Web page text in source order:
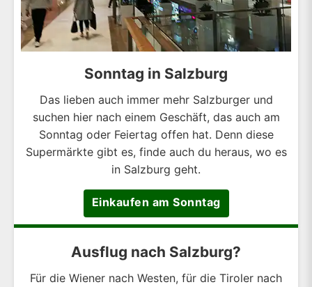
Sonntag in Salzburg
Das lieben auch immer mehr Salzburger und
suchen hier nach einem Geschäft, das auch am
Sonntag oder Feiertag offen hat. Denn diese
Supermärkte gibt es, finde auch du heraus, wo es
in Salzburg geht.
Einkaufen am Sonntag
Ausflug nach Salzburg?
Für die Wiener nach Westen, für die Tiroler nach